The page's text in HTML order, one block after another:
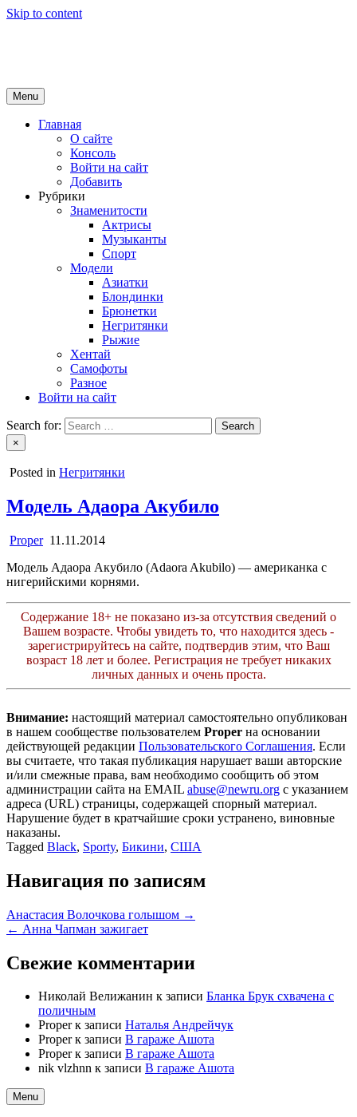
Skip to content
Menu
Главная
О сайте
Консоль
Войти на сайт
Добавить
Рубрики
Знаменитости
Актрисы
Музыканты
Спорт
Модели
Азиатки
Блондинки
Брюнетки
Негритянки
Рыжие
Хентай
Самофоты
Разное
Войти на сайт
Search for:
×
Posted in Негритянки
Модель Адаора Акубило
Proper 11.11.2014
Модель Адаора Акубило (Adaora Akubilo) — американка с
нигерийскими корнями.
Содержание 18+ не показано из-за отсутствия сведений о
Вашем возрасте. Чтобы увидеть то, что находится здесь -
зарегистрируйтесь на сайте, подтвердив этим, что Ваш
возраст 18 лет и более. Регистрация не требует никаких
личных данных и очень проста.
Внимание: настоящий материал самостоятельно опубликован
в нашем сообществе пользователем Proper на основании
действующей редакции Пользовательского Соглашения. Если
вы считаете, что такая публикация нарушает ваши авторские
и/или смежные права, вам необходимо сообщить об этом
администрации сайта на EMAIL abuse@newru.org с указанием
адреса (URL) страницы, содержащей спорный материал.
Нарушение будет в кратчайшие сроки устранено, виновные
наказаны.
Tagged Black, Sporty, Бикини, США
Навигация по записям
Анастасия Волочкова голышом →
← Анна Чапман зажигает
Свежие комментарии
Николай Велижанин к записи Бланка Брук схвачена с
поличным
Properк записи Наталья Андрейчук
Properк записи В гараже Ашота
Properк записи В гараже Ашота
nik vlzhnn к записи В гараже Ашота
Menu